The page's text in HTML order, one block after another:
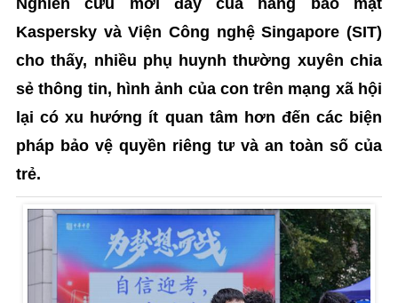
Kaspersky và Viện Công nghệ Singapore (SIT)
cho thấy, nhiều phụ huynh thường xuyên chia
sẻ thông tin, hình ảnh của con trên mạng xã hội
lại có xu hướng ít quan tâm hơn đến các biện
pháp bảo vệ quyền riêng tư và an toàn số của
trẻ.